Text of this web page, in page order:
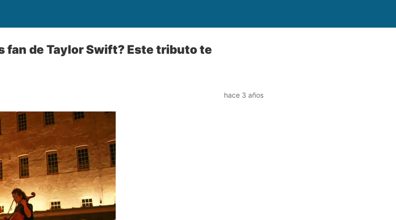
fan de Taylor Swift? Este tributo te
hace 3 años